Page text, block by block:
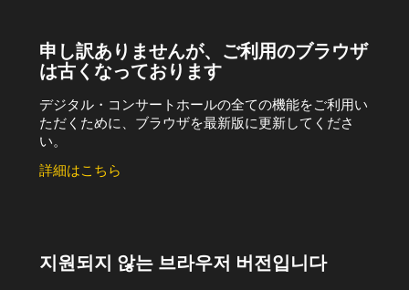
申し訳ありませんが、ご利用のブラウザ
は古くなっております
デジタル・コンサートホールの全ての機能をご利用い
ただくために、ブラウザを最新版に更新してくださ
い。
詳細はこちら
지원되지 않는 브라우저 버전입니다